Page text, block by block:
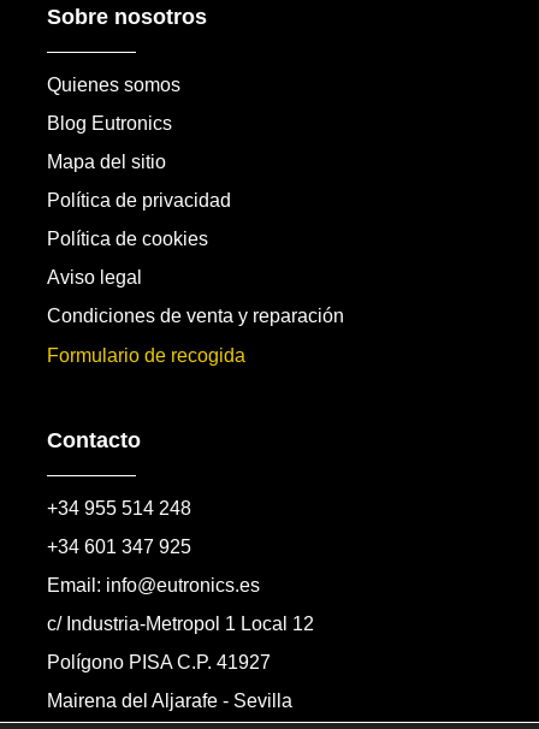
Sobre nosotros
Quienes somos
Blog Eutronics
Mapa del sitio
Política de privacidad
Política de cookies
Aviso legal
Condiciones de venta y reparación
Formulario de recogida
Contacto
+34 955 514 248
+34 601 347 925
Email: info@eutronics.es
c/ Industria-Metropol 1 Local 12
Polígono PISA C.P. 41927
Mairena del Aljarafe - Sevilla